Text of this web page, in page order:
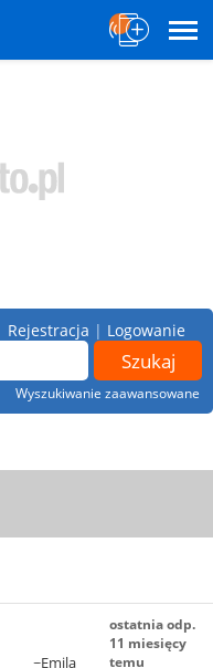
Wyszukiwanie zaawansowane
Rejestracja | Logowanie
~Emila
ostatnia odp.
11 miesięcy
temu